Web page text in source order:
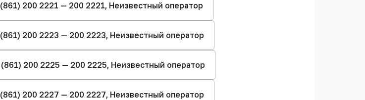
(861) 200 2221 — 200 2221, Неизвестный оператор
(861) 200 2223 — 200 2223, Неизвестный оператор
(861) 200 2225 — 200 2225, Неизвестный оператор
(861) 200 2227 — 200 2227, Неизвестный оператор